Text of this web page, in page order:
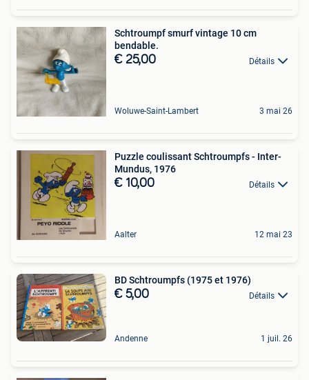
Schtroumpf smurf vintage 10 cm
bendable.
€ 25,00 Détails
Woluwe-Saint-Lambert 3 mai 26
Puzzle coulissant Schtroumpfs - Inter-
Mundus, 1976
€ 10,00 Détails
Aalter 12 mai 23
BD Schtroumpfs (1975 et 1976)
€ 5,00 Détails
Andenne 1 juil. 26